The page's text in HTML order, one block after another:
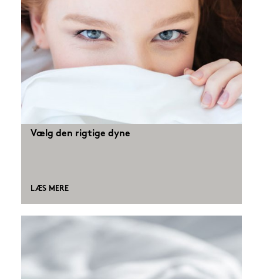
Vælg den rigtige dyne
LÆS MERE